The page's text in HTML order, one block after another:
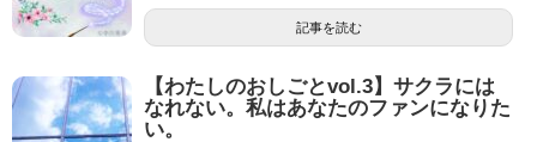
記事を読む
【わたしのおしごとvol.3】サクラには
なれない。私はあなたのファンになりた
い。